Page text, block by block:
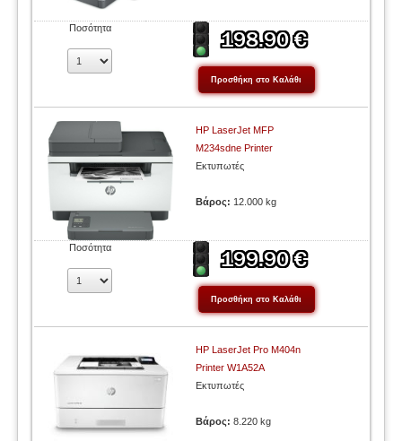
Ποσότητα
HP LaserJet MFP
M234sdne Printer
Εκτυπωτές
Βάρος: 12.000 kg
Ποσότητα
HP LaserJet Pro M404n
Printer W1A52A
Εκτυπωτές
Βάρος:8.220 kg